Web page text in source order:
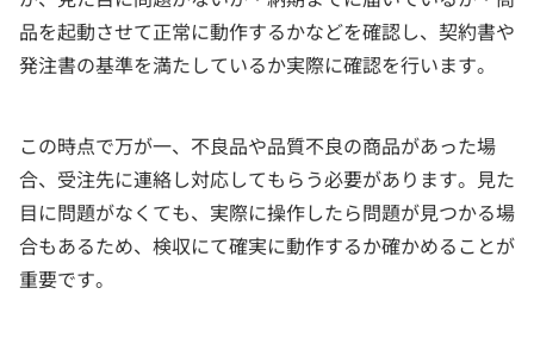
品を起動させて正常に動作するかなどを確認し、契約書や
発注書の基準を満たしているか実際に確認を行います。
この時点で万が一、不良品や品質不良の商品があった場
合、受注先に連絡し対応してもらう必要があります。見た
目に問題がなくても、実際に操作したら問題が見つかる場
合もあるため、検収にて確実に動作するか確かめることが
重要です。